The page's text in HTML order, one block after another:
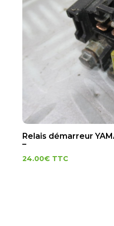
Relais démarreur
–
24.00€ TTC